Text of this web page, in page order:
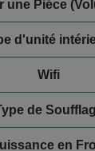
une Piéce
d'unité
Wifi
de
en